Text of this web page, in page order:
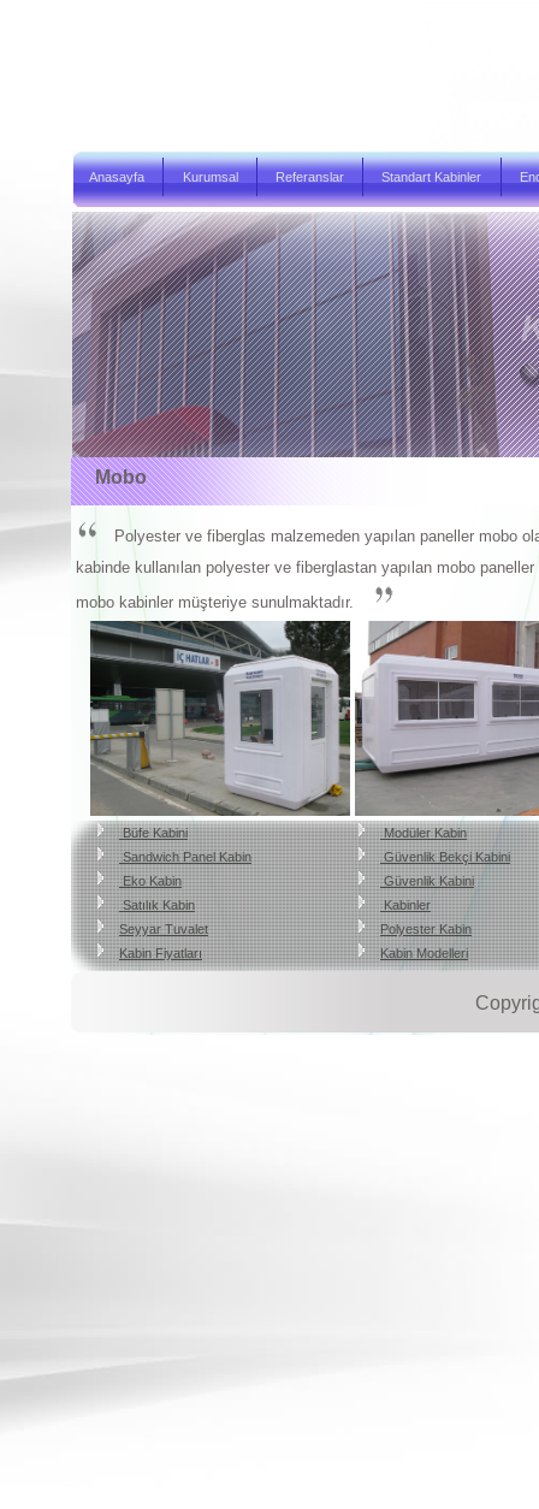
Anasayfa Kurumsal Referanslar Standart Kabinler
Mobo
Polyester ve fiberglas malzemeden yapılan paneller mobo
kabinde kullanılan polyester ve fiberglastan yapılan mobo
mobo kabinler müşteriye sunulmaktadır.
Büfe Kabini
Modüler Kabin
Sandwich Panel Kabin
Güvenlik Bekçi Kabini
Eko Kabin
Güvenlik Kabini
Satılık Kabin
Kabinler
Seyyar Tuvalet
Polyester Kabin
Kabin Fiyatları
Kabin Modelleri